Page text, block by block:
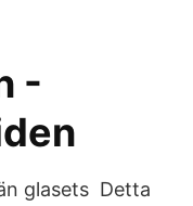
-
glasets Detta